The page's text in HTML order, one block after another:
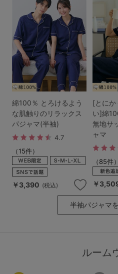
綿100％ とろけるよう
な肌触りのリラックス
パジャマ(半袖)
4.7
（15件）
￥3,390 (税込)
[とにか
い]綿
無地サ
ャマ
（85件）
￥
半袖パジャマ
ルーム